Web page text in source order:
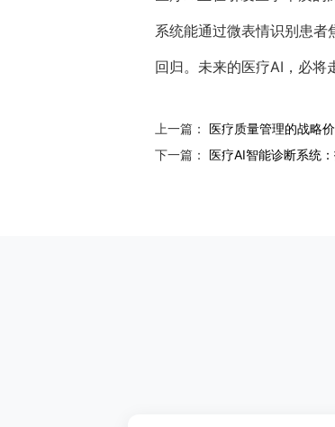
系统能通过微表情识别患
回归。未来的医疗AI，必将
上一篇： 医疗质量管理的战略
下一篇： 医疗AI智能诊断系统